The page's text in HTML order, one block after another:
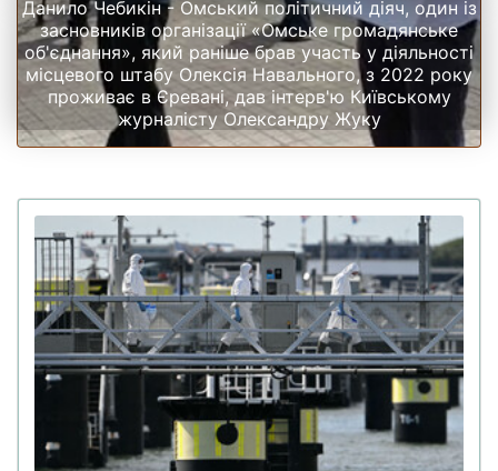
Данило Чебикін - Омський політичний діяч, один із
засновників організації «Омське громадянське
об'єднання», який раніше брав участь у діяльності
місцевого штабу Олексія Навального, з 2022 року
проживає в Єревані, дав інтерв'ю Київському
журналісту Олександру Жуку